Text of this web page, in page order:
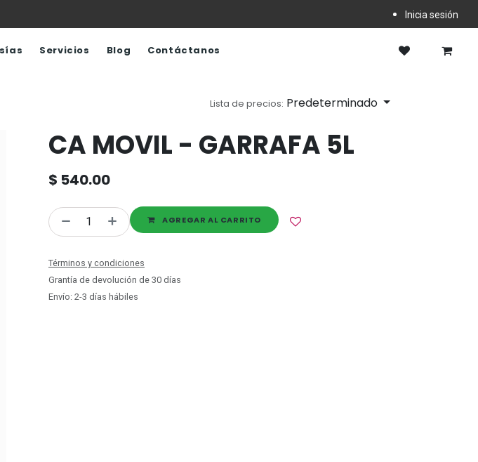
Inicia sesión
Servicios Blog Contáctanos
Lista de precios: Predeterminado
CA MOVIL - GARRAFA 5L
$ 540.00
AGREGAR AL CARRITO
Términos y condiciones
Grantía de devolución de 30 días
Envío: 2-3 días hábiles